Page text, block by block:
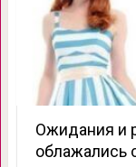
Ожидания и
облажались